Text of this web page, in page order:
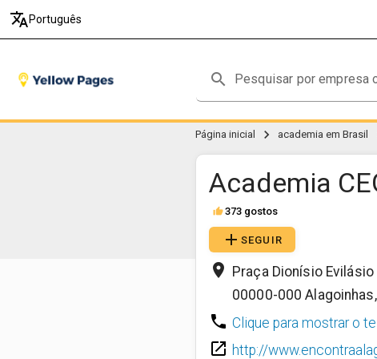
translate Português
search
Página inicial chevron_right academia em Brasil
Academia
thumb_up373 gostos
add SEGUIR
place Praça Dionísio Evilásio
00000-000 Alagoinhas,
phone Clique para mostrar o
launch http://